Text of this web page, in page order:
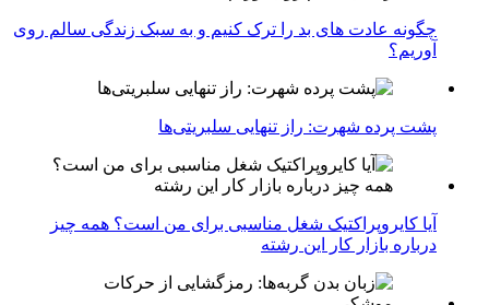
چگونه عادت‌ های بد را ترک کنیم و به سبک زندگی سالم روی
آوریم؟
پشت پرده شهرت: راز تنهایی سلبریتی‌ها
آیا کایروپراکتیک شغل مناسبی برای من است؟ همه چیز
درباره بازار کار این رشته